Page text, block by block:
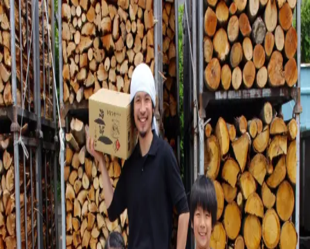
金七商店
お客様に、
きちんとお届けするために。
ただいま、オンラインショップを整えております。
販売再開のお知らせは、公式LINEでお届けします。
公式LINEに登録する
ご注文などのお問い合わせ
ご注文や商品については、下記よりご連絡ください。
公式サイトhttp://kaneshichi.co.jp/ 電話0993-72-1894メー
ルinfo@kaneshichi.co.jp